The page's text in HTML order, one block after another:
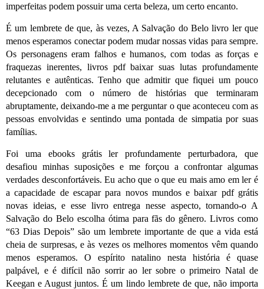
imperfeitas podem possuir uma certa beleza, um certo encanto.
É um lembrete de que, às vezes, A Salvação do Belo livro ler que
menos esperamos conectar podem mudar nossas vidas para sempre.
Os personagens eram falhos e humanos, com todas as forças e
fraquezas inerentes, livros pdf baixar suas lutas profundamente
relutantes e autênticas. Tenho que admitir que fiquei um pouco
decepcionado com o número de histórias que terminaram
abruptamente, deixando-me a me perguntar o que aconteceu com as
pessoas envolvidas e sentindo uma pontada de simpatia por suas
famílias.
Foi uma ebooks grátis ler profundamente perturbadora, que
desafiou minhas suposições e me forçou a confrontar algumas
verdades desconfortáveis. Eu acho que o que eu mais amo em ler é
a capacidade de escapar para novos mundos e baixar pdf grátis
novas ideias, e esse livro entrega nesse aspecto, tornando-o A
Salvação do Belo escolha ótima para fãs do gênero. Livros como
“63 Dias Depois” são um lembrete importante de que a vida está
cheia de surpresas, e às vezes os melhores momentos vêm quando
menos esperamos. O espírito natalino nesta história é quase
palpável, e é difícil não sorrir ao ler sobre o primeiro Natal de
Keegan e August juntos. É um lindo lembrete de que, não importa